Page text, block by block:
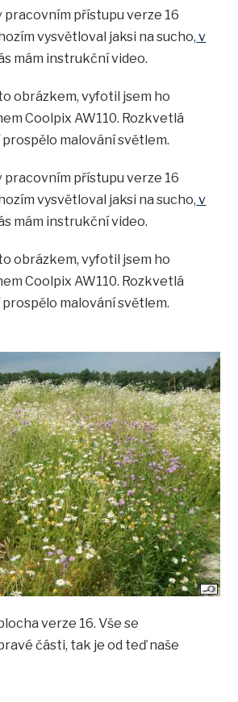
pracovním přístupu verze 16
vysvětloval jaksi na sucho, v
mám instrukční video.
obrázkem, vyfotil jsem ho
Coolpix AW110. Rozkvetlá
prospělo malování světlem.
pracovním přístupu verze 16
vysvětloval jaksi na sucho, v
mám instrukční video.
obrázkem, vyfotil jsem ho
Coolpix AW110. Rozkvetlá
prospělo malování světlem.
verze 16. Vše se
části, tak je od teď naše